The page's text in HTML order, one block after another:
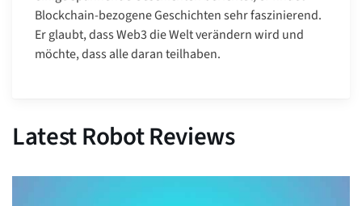
Blockchain-bezogene Geschichten sehr faszinierend.
Er glaubt, dass Web3 die Welt verändern wird und
möchte, dass alle daran teilhaben.
Latest Robot Reviews